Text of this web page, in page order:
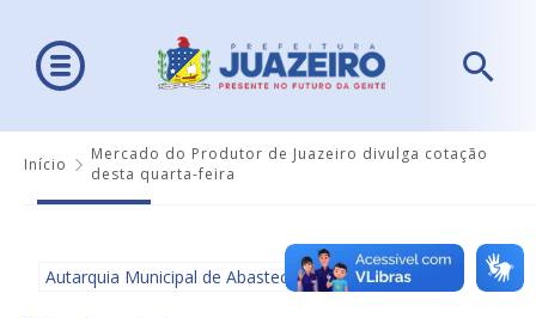
Início
Mercado do Produtor de Juazeiro divulga cotação
desta quarta-feira
Autarquia Municipal de Abastecimento - AMA